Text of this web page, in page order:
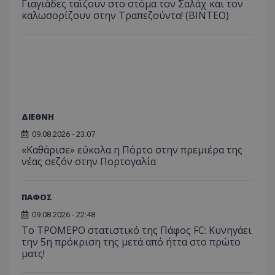
Γιαγιάδες ταΐζουν στο στόμα τον Σαλάχ και τον
καλωσορίζουν στην Τραπεζούντα! (ΒΙΝΤΕΟ)
ΔΙΕΘΝΗ
09.08.2026 - 23:07
«Καθάρισε» εύκολα η Πόρτο στην πρεμιέρα της
νέας σεζόν στην Πορτογαλία
ΠΑΦΟΣ
09.08.2026 - 22:48
Το ΤΡΟΜΕΡΟ στατιστικό της Πάφος FC: Κυνηγάει
την 5η πρόκριση της μετά από ήττα στο πρώτο
ματς!